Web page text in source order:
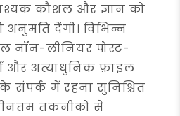
कौशल और ज्ञान को
देंगी। विभिन्न
नॉन-लीनियर पोस्ट-
और अत्याधुनिक फ़ाइल
के संपर्क में रहना सुनिश्चित
तकनीकों से